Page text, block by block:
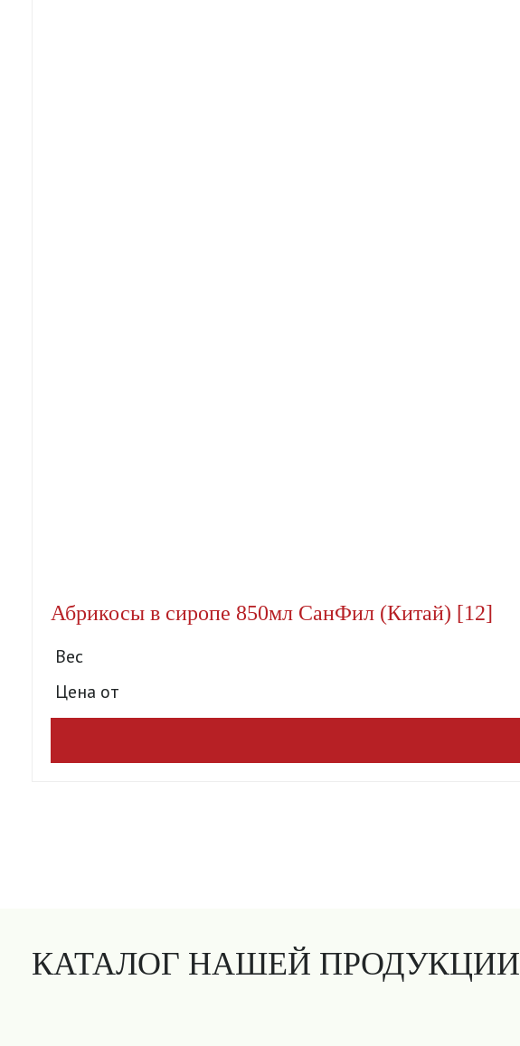
Абрикосы в сиропе 850мл СанФил (Китай) [12]
Вес
Цена от
КАТАЛОГ НАШЕЙ ПРОДУКЦИИ